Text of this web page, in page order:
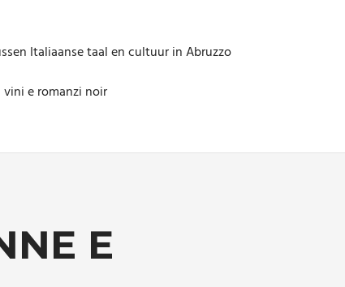
Italiaanse taal en cultuur in Abruzzo
vini e romanzi noir
E